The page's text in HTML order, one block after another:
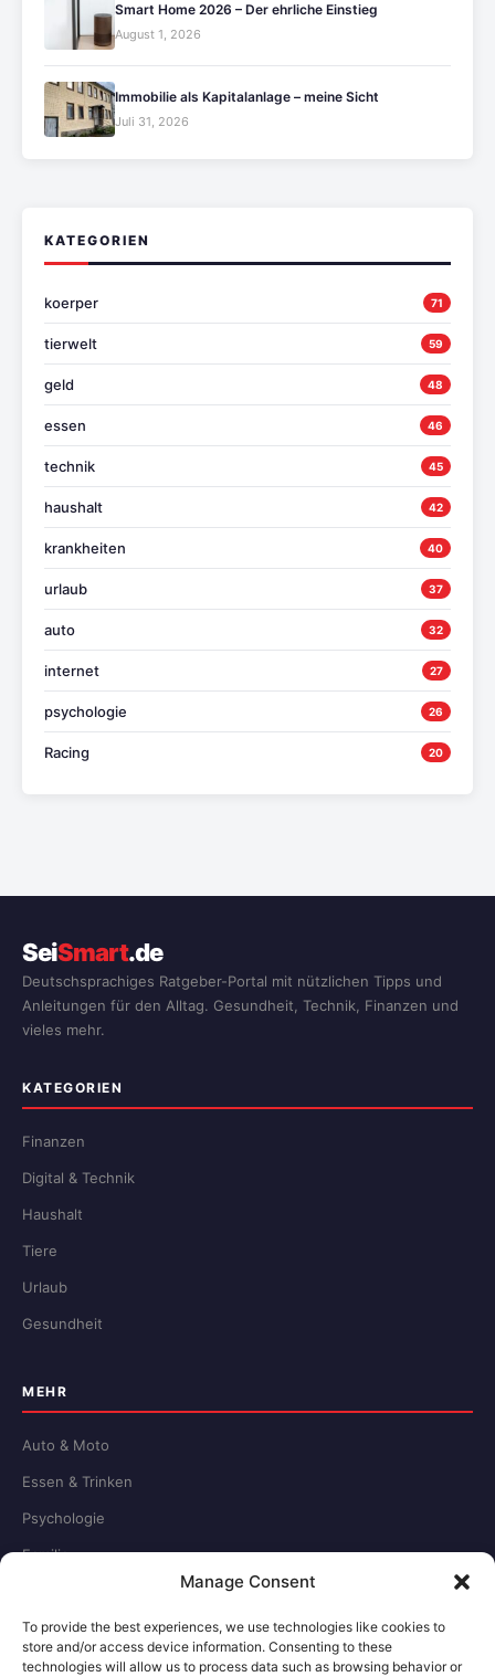
Manage Consent
To provide the best experiences, we use technologies like cookies to
store and/or access device information. Consenting to these
technologies will allow us to process data such as browsing behavior or
Smart Home 2026 – Der ehrliche Einstieg
August 1, 2026
Immobilie als Kapitalanlage – meine Sicht
Juli 31, 2026
KATEGORIEN
koerper 71
tierwelt 59
geld 48
essen 46
technik 45
haushalt 42
krankheiten 40
urlaub 37
auto 32
internet 27
psychologie 26
Racing 20
SeiSmart.de
Deutschsprachiges Ratgeber-Portal mit nützlichen Tipps und
Anleitungen für den Alltag. Gesundheit, Technik, Finanzen und
vieles mehr.
KATEGORIEN
Finanzen
Digital & Technik
Haushalt
Tiere
Urlaub
Gesundheit
MEHR
Auto & Moto
Essen & Trinken
Psychologie
Familie
RECHTLICHES